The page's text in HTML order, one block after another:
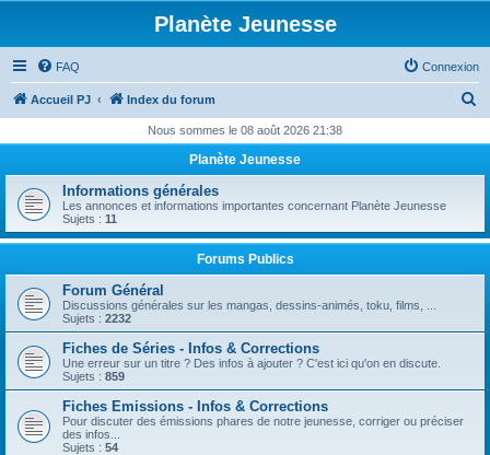
Planète Jeunesse
FAQ Connexion
Accueil PJ Index du forum
h
r
r
Nous sommes le 08 août 2026 21:38
Planète Jeunesse
Informations générales
Les annonces et informations importantes concernant Planète Jeunesse
Sujets : 11
Forums Publics
Forum Général
Discussions générales sur les mangas, dessins-animés, toku, films, ...
Sujets : 2232
Fiches de Séries - Infos & Corrections
Une erreur sur un titre ? Des infos à ajouter ? C'est ici qu'on en discute.
Sujets : 859
Fiches Emissions - Infos & Corrections
Pour discuter des émissions phares de notre jeunesse, corriger ou préciser
des infos...
Sujets : 54